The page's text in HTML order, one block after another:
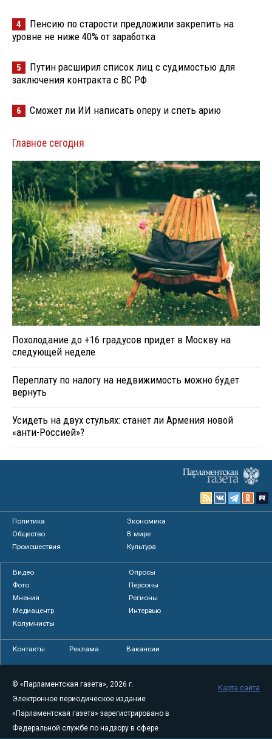
4
Пенсию по старости предложили закрепить на
уровне не ниже 40% от заработка
5
Путин расширил список лиц с судимостью для
заключения контракта с ВС РФ
6 Сможет ли ИИ написать оперу и спеть арию
Главное сегодня
Похолодание до +16 градусов придет в Москву на
следующей неделе
Переплату по налогу на недвижимость можно будет
вернуть
Усидеть на двух стульях: станет ли Армения новой
«анти-Россией»?
Политика
Экономика
Общество
В мире
Происшествия
Культура
Видео
Опросы
Фото
Персоны
Мнения
Регионы
Медиацентр
Интервью
Колумнисты
Контакты Реклама Вакансии
© «Парламентская газета», 2026 г.
Электронное периодическое издание
«Парламентская газета» зарегистрировано в
Федеральной службе по надзору в сфере
Карта сайта